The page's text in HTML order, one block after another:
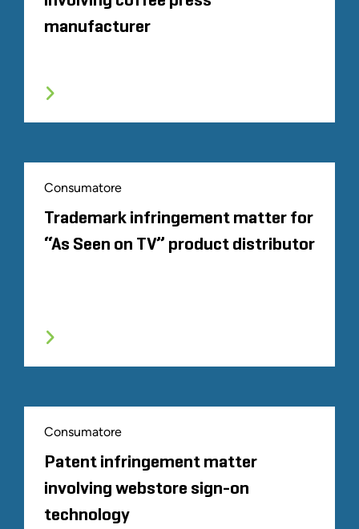
manufacturer
Consumatore
Trademark infringement matter for
“As Seen on TV” product distributor
Consumatore
Patent infringement matter
involving webstore sign-on
technology